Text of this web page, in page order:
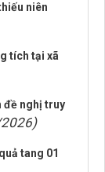
niên
tích tại xã
đề nghị truy
tang 01